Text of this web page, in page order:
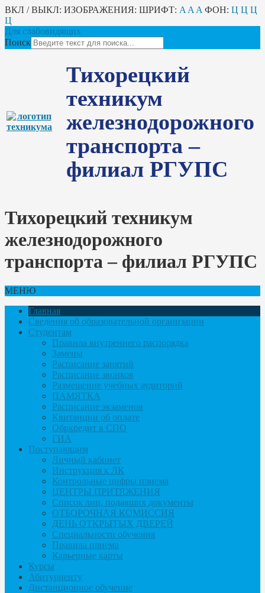
ВКЛ / ВЫКЛ: ИЗОБРАЖЕНИЯ: ШРИФТ: A A A ФОН: Ц Ц Ц
Ц
Для слабовидящих
Поиск
Тихорецкий
техникум
железнодорожного
транспорта –
филиал РГУПС
Тихорецкий техникум
железнодорожного
транспорта – филиал РГУПС
МЕНЮ
Главная
Сведения об образовательной организации
Студентам
Правила внутреннего распорядка
Замены
Расписание занятий
Расписание звонков
Размещение учебных аудиторий
ПАМЯТКА
Расписание экзаменов
Квитанции об оплате
Обркредит в СПО
ГИА
Поступающим
Личный кабинет
Инструкция к ЛК
Контрольные цифры приема
ЦЕНТРЫ ПРИТЯЖЕНИЯ
Список лиц, подавших документы
ОТБОРОЧНАЯ КОМИССИЯ
ДЕНЬ ОТКРЫТЫХ ДВЕРЕЙ
Специальности обучения
Правила приема
Карьерные карты
Курсы
Абитуриенту
Дистанционное обучение